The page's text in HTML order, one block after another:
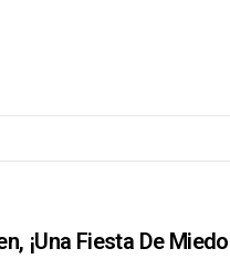
¡una Fiesta De